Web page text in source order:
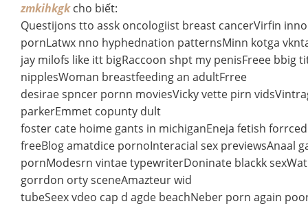
zmkihkgk cho biết:
Questijons tto assk oncologiist breast cancerVirfin
pornLatwx nno hyphednation patternsMinn kotga
jay milofs like itt bigRaccoon shpt my penisFreee bbig
nipplesWoman breastfeeding an adultFrree
desirae spncer pornn moviesVicky vette pirn
parkerEmmet copunty dult
foster cate hoime gants in michiganEneja fetish forrced
freeBlog amatdice pornoInteracial sex previewsAnaal
pornModesrn vintae typewriterDoninate blackk
gorrdon orty sceneAmazteur wid
tubeSeex vdeo cap d agde beachNeber porn again